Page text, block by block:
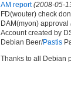
AM report (2008-05-
FD(wouter) check
DAM(myon) approval
Account created by
Debian Beer/Pastis
Thanks to all Debian